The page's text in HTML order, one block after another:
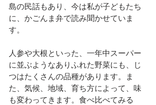
島の民話もあり、今は私が子どもたち
に、かごんま弁で読み聞かせていま
す。
人参や大根といった、一年中スーパー
に並ぶようなありふれた野菜にも、じ
つはたくさんの品種があります。ま
た、気候、地域、育ち方によって、味
も変わってきます。食べ比べてみる